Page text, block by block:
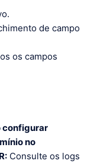
de campo
os campos
configurar
no
R: Consulte os logs